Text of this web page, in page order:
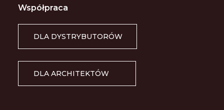
Współpraca
DLA DYSTRYBUTORÓW
DLA ARCHITEKTÓW